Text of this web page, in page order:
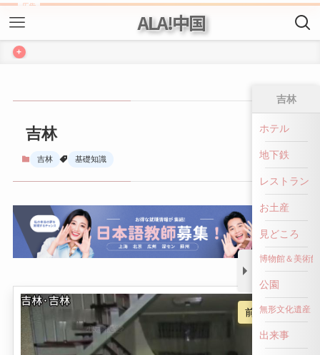
ALA!中国
+
吉林
吉林 基礎知識
前へ戻る
吉林
ホテル
地下鉄
レストラン
お土産
見どころ
博物館＆美術館
公園
無形文化遺産
出来事